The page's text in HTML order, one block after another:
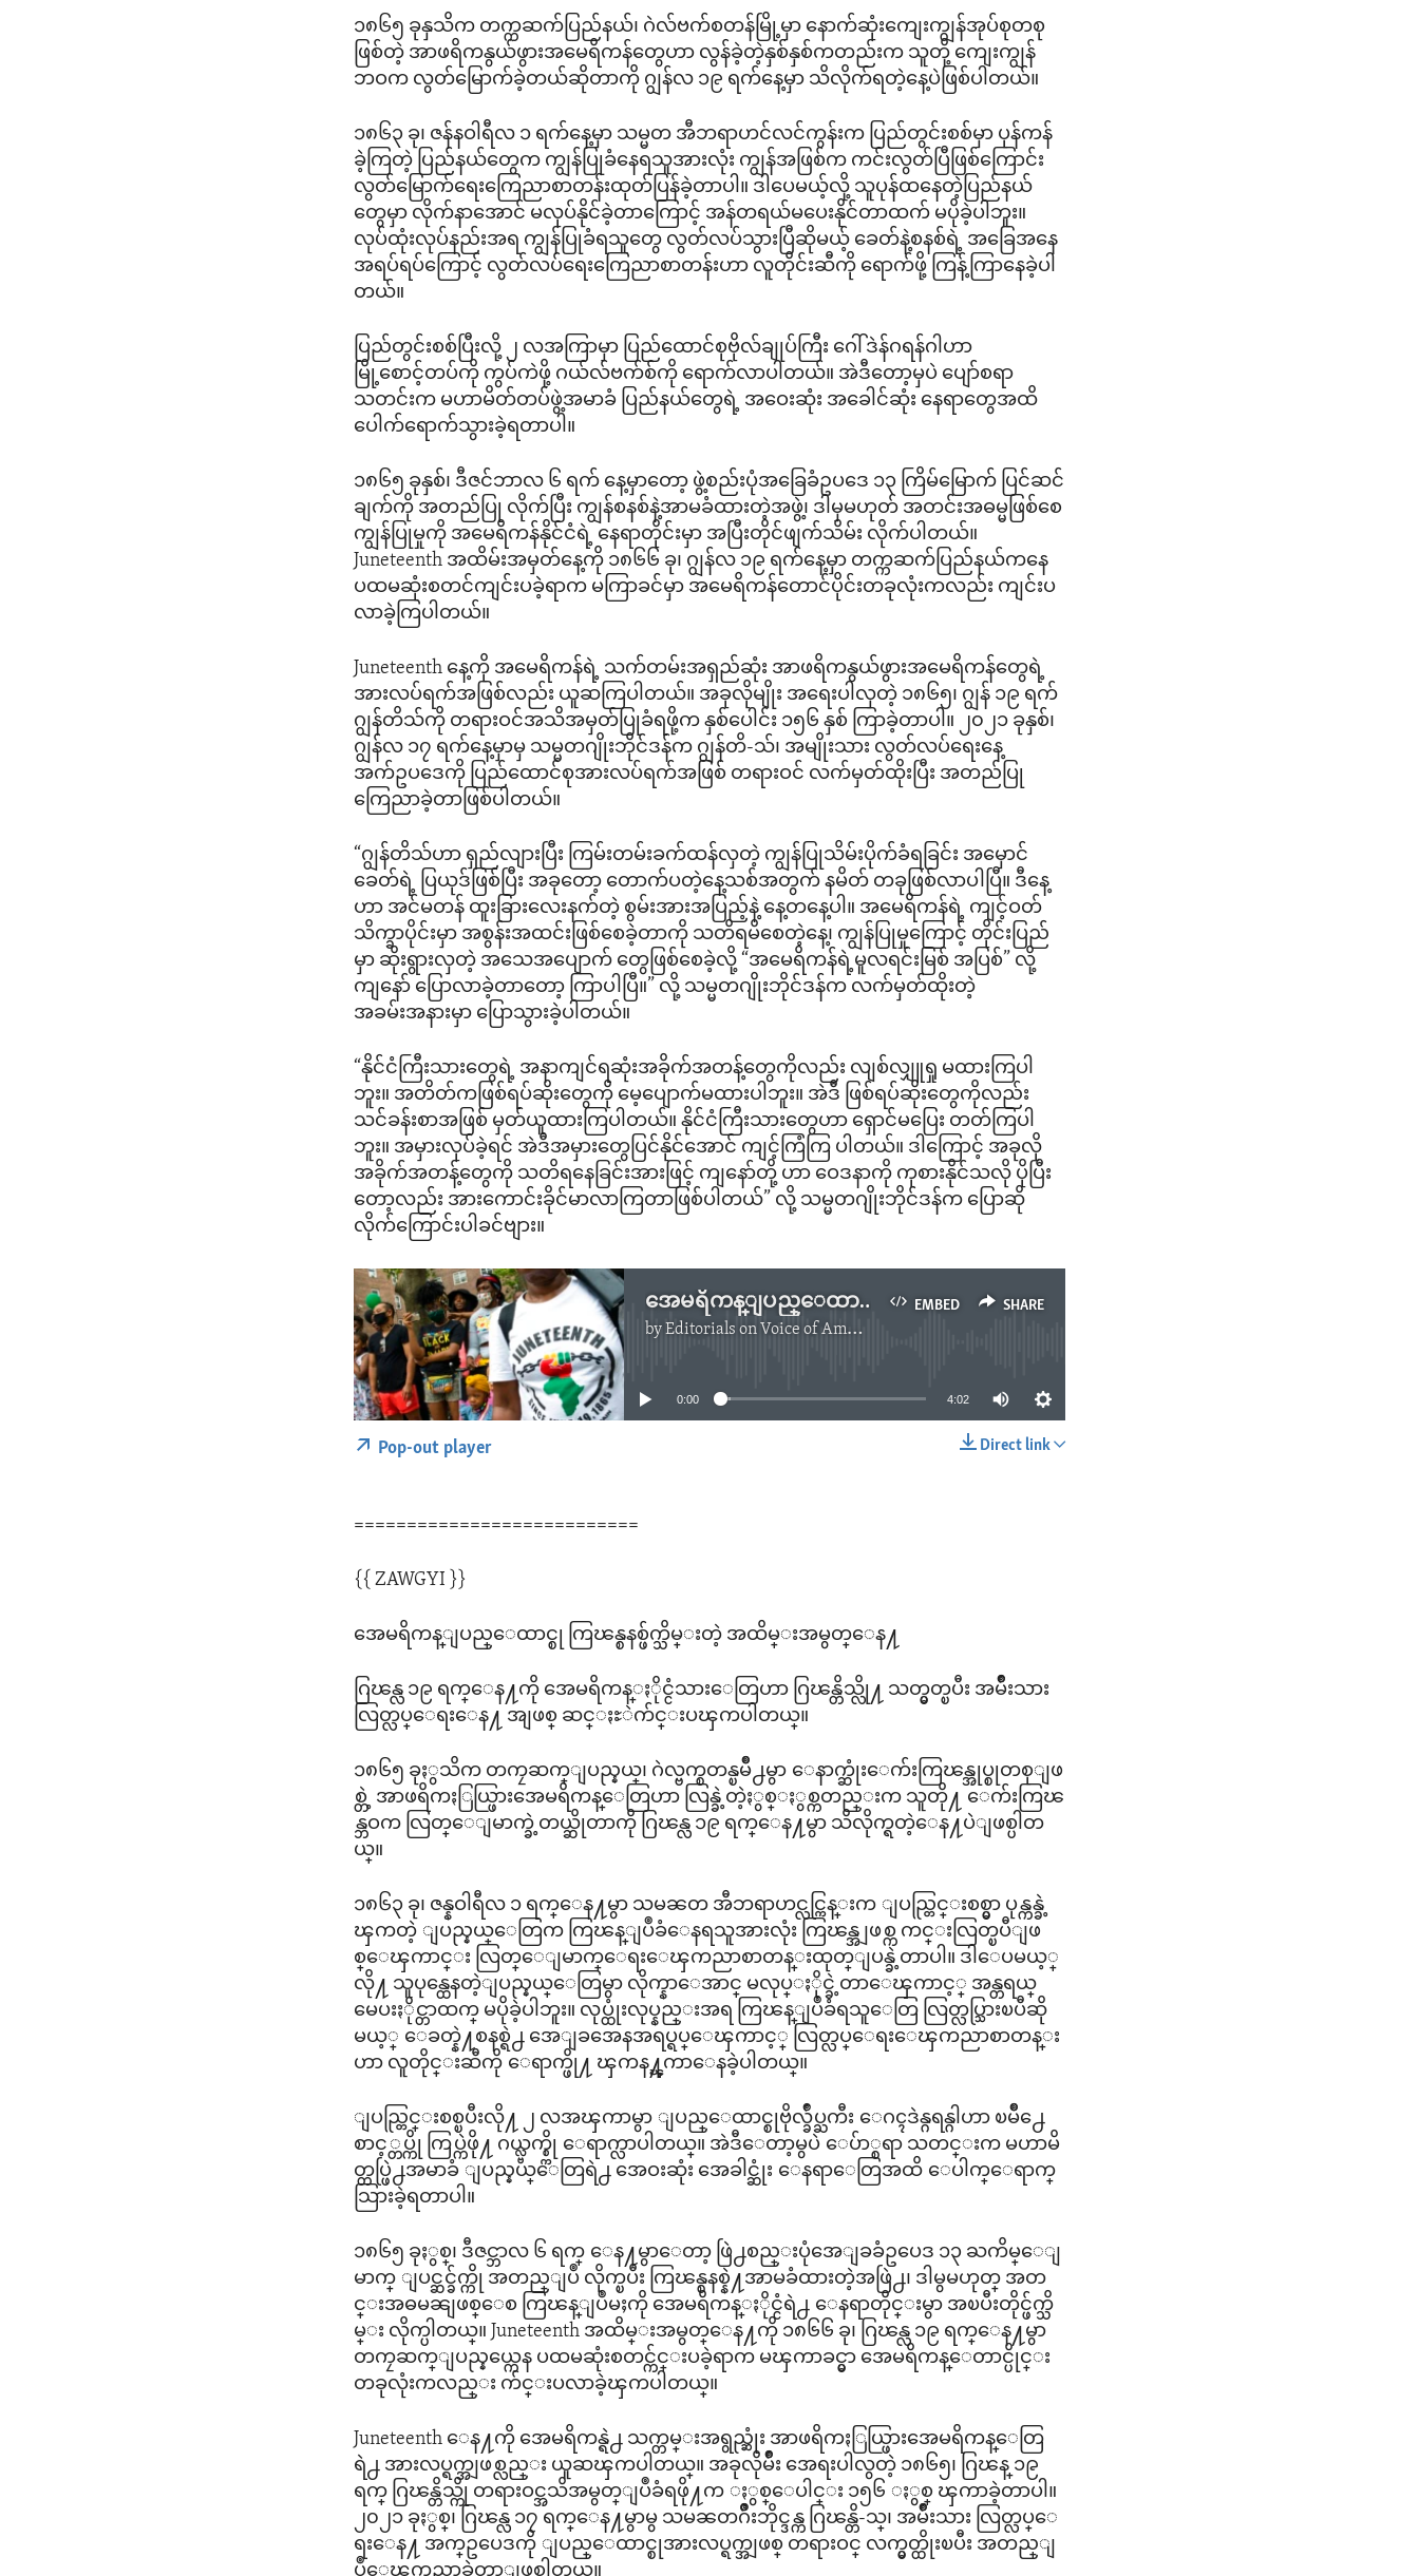
၁၈၆၅ ခုနှသိက တက္ကဆက်ပြည်နယ်၊ ဂဲလ်ဗက်စတန်မြို့မှာ နောက်ဆုံးကျေးကျွန်အုပ်စုတစု
ဖြစ်တဲ့ အာဖရိကနွယ်ဖွားအမေရိကန်တွေဟာ လွန်ခဲ့တဲ့နှစ်နှစ်ကတည်းက သူတို့ ကျေးကျွန်
ဘဝက လွတ်မြောက်ခဲ့တယ်ဆိုတာကို ဂျွန်လ ၁၉ ရက်နေ့မှာ သိလိုက်ရတဲ့နေ့ပဲဖြစ်ပါတယ်။
၁၈၆၃ ခု၊ ဇန်နဝါရီလ ၁ ရက်နေ့မှာ သမ္မတ အီဘရာဟင်လင်ကွန်းက ပြည်တွင်းစစ်မှာ ပုန်ကန်
ခဲ့ကြတဲ့ ပြည်နယ်တွေက ကျွန်ပြုခံနေရသူအားလုံး ကျွန်အဖြစ်က ကင်းလွတ်ပြီဖြစ်ကြောင်း
လွတ်မြောက်ရေးကြေညာစာတန်းထုတ်ပြန်ခဲ့တာပါ။ ဒါပေမယ့်လို့ သူပုန်ထနေတဲ့ပြည်နယ်
တွေမှာ လိုက်နာအောင် မလုပ်နိုင်ခဲ့တာကြောင့် အန်တရယ်မပေးနိုင်တာထက် မပိုခဲ့ပါဘူး။
လုပ်ထုံးလုပ်နည်းအရ ကျွန်ပြုခံရသူတွေ လွတ်လပ်သွားပြီဆိုမယ့် ခေတ်နဲ့စနစ်ရဲ့ အခြေအနေ
အရပ်ရပ်ကြောင့် လွတ်လပ်ရေးကြေညာစာတန်းဟာ လူတိုင်းဆီကို ရောက်ဖို့ ကြန့်ကြာနေခဲ့ပါ
တယ်။
ပြည်တွင်းစစ်ပြီးလို့ ၂ လအကြာမှာ ပြည်ထောင်စုဗိုလ်ချုပ်ကြီး ဂေါ်ဒဲန်ဂရန်ဂါဟာ
မြို့စောင့်တပ်ကို ကွပ်ကဲဖို့ ဂယ်လ်ဗက်စ်ကို ရောက်လာပါတယ်။ အဲဒီတော့မှပဲ ပျော်စရာ
သတင်းက မဟာမိတ်တပ်ဖွဲ့အမာခံ ပြည်နယ်တွေရဲ့ အဝေးဆုံး အခေါင်ဆုံး နေရာတွေအထိ
ပေါက်ရောက်သွားခဲ့ရတာပါ။
၁၈၆၅ ခုနှစ်၊ ဒီဇင်ဘာလ ၆ ရက် နေ့မှာတော့ ဖွဲ့စည်းပုံအခြေခံဥပဒေ ၁၃ ကြိမ်မြောက် ပြင်ဆင်
ချက်ကို အတည်ပြု လိုက်ပြီး ကျွန်စနစ်နဲ့အာမခံထားတဲ့အဖွဲ့၊ ဒါမှမဟုတ် အတင်းအဓမ္မဖြစ်စေ
ကျွန်ပြုမှုကို အမေရိကန်နိုင်ငံရဲ့ နေရာတိုင်းမှာ အပြီးတိုင်ဖျက်သိမ်း လိုက်ပါတယ်။
Juneteenth အထိမ်းအမှတ်နေ့ကို ၁၈၆၆ ခု၊ ဂျွန်လ ၁၉ ရက်နေ့မှာ တက္ကဆက်ပြည်နယ်ကနေ
ပထမဆုံးစတင်ကျင်းပခဲ့ရာက မကြာခင်မှာ အမေရိကန်တောင်ပိုင်းတခုလုံးကလည်း ကျင်းပ
လာခဲ့ကြပါတယ်။
Juneteenth နေ့ကို အမေရိကန်ရဲ့ သက်တမ်းအရှည်ဆုံး အာဖရိကနွယ်ဖွားအမေရိကန်တွေရဲ့
အားလပ်ရက်အဖြစ်လည်း ယူဆကြပါတယ်။ အခုလိုမျိုး အရေးပါလှတဲ့ ၁၈၆၅၊ ဂျွန် ၁၉ ရက်
ဂျွန်တိသ်ကို တရားဝင်အသိအမှတ်ပြုခံရဖို့က နှစ်ပေါင်း ၁၅၆ နှစ် ကြာခဲ့တာပါ။ ၂၀၂၁ ခုနှစ်၊
ဂျွန်လ ၁၇ ရက်နေ့မှာမှ သမ္မတဂျိုးဘိုင်ဒန်က ဂျွန်တိ-သ်၊ အမျိုးသား လွတ်လပ်ရေးနေ့
အက်ဥပဒေကို ပြည်ထောင်စုအားလပ်ရက်အဖြစ် တရားဝင် လက်မှတ်ထိုးပြီး အတည်ပြု
ကြေညာခဲ့တာဖြစ်ပါတယ်။
“ဂျွန်တိသ်ဟာ ရှည်လျားပြီး ကြမ်းတမ်းခက်ထန်လှတဲ့ ကျွန်ပြုသိမ်းပိုက်ခံရခြင်း အမှောင်
ခေတ်ရဲ့ ပြယုဒ်ဖြစ်ပြီး အခုတော့ တောက်ပတဲ့နေ့သစ်အတွက် နမိတ် တခုဖြစ်လာပါပြီ။ ဒီနေ့
ဟာ အင်မတန် ထူးခြားလေးနက်တဲ့ စွမ်းအားအပြည့်နဲ့ နေ့တနေ့ပါ။ အမေရိကန်ရဲ့ ကျင့်ဝတ်
သိက္ခာပိုင်းမှာ အစွန်းအထင်းဖြစ်စေခဲ့တာကို သတိရမိစေတဲ့နေ့၊ ကျွန်ပြုမှုကြောင့် တိုင်းပြည်
မှာ ဆိုးရွားလှတဲ့ အသေအပျောက် တွေဖြစ်စေခဲ့လို့ “အမေရိကန်ရဲ့မူလရင်းမြစ် အပြစ်” လို့
ကျနော် ပြောလာခဲ့တာတော့ ကြာပါပြီ။” လို့ သမ္မတဂျိုးဘိုင်ဒန်က လက်မှတ်ထိုးတဲ့
အခမ်းအနားမှာ ပြောသွားခဲ့ပါတယ်။
“နိုင်ငံကြီးသားတွေရဲ့ အနာကျင်ရဆုံးအခိုက်အတန့်တွေကိုလည်း လျစ်လျှူရှု မထားကြပါ
ဘူး။ အတိတ်ကဖြစ်ရပ်ဆိုးတွေကို မေ့ပျောက်မထားပါဘူး။ အဲဒီ ဖြစ်ရပ်ဆိုးတွေကိုလည်း
သင်ခန်းစာအဖြစ် မှတ်ယူထားကြပါတယ်။ နိုင်ငံကြီးသားတွေဟာ ရှောင်မပြေး တတ်ကြပါ
ဘူး။ အမှားလုပ်ခဲ့ရင် အဲဒီအမှားတွေပြင်နိုင်အောင် ကျင့်ကြံကြ ပါတယ်။ ဒါကြောင့် အခုလို
အခိုက်အတန့်တွေကို သတိရနေခြင်းအားဖြင့် ကျနော်တို့ ဟာ ဝေဒနာကို ကုစားနိုင်သလို ပိုပြီး
တော့လည်း အားကောင်းခိုင်မာလာကြတာဖြစ်ပါတယ်” လို့ သမ္မတဂျိုးဘိုင်ဒန်က ပြောဆို
လိုက်ကြောင်းပါခင်ဗျား။
EMBED SHARE
အေမရိကန္ျပည္ေထာင္စု ကြၽန္စနစ္ဖ်က္သိမ္းတဲ့ အထိမ္းအမွတ္ေန႔
byEditorials on Voice of America
No media source currently available
0:00 4:02
Direct link
Pop-out player
===========================
{{ ZAWGYI }}
အေမရိကန္ျပည္ေထာင္စု ကြၽန္စနစ္ဖ်က္သိမ္းတဲ့ အထိမ္းအမွတ္ေန႔
ဂြၽန္လ ၁၉ ရက္ေန႔ကို အေမရိကန္ႏိုင္ငံသားေတြဟာ ဂြၽန္တိသ္လို႔ သတ္မွတ္ၿပီး အမ်ိဳးသား
လြတ္လပ္ေရးေန႔ အျဖစ္ ဆင္ႏႊဲက်င္းပၾကပါတယ္။
၁၈၆၅ ခုႏွသိက တကၠဆက္ျပည္နယ္၊ ဂဲလ္ဗက္စတန္ၿမိဳ႕မွာ ေနာက္ဆုံးေက်းကြၽန္အုပ္စုတစုျဖ
စ္တဲ့ အာဖရိကႏြယ္ဖြားအေမရိကန္ေတြဟာ လြန္ခဲ့တဲ့ႏွစ္ႏွစ္ကတည္းက သူတို႔ ေက်းကြၽ
န္ဘဝက လြတ္ေျမာက္ခဲ့တယ္ဆိုတာကို ဂြၽန္လ ၁၉ ရက္ေန႔မွာ သိလိုက္ရတဲ့ေန႔ပဲျဖစ္ပါတ
ယ္။
၁၈၆၃ ခု၊ ဇန္နဝါရီလ ၁ ရက္ေန႔မွာ သမၼတ အီဘရာဟင္လင္ကြန္းက ျပည္တြင္းစစ္မွာ ပုန္ကန္ခဲ့
ၾကတဲ့ ျပည္နယ္ေတြက ကြၽန္ျပဳခံေနရသူအားလုံး ကြၽန္အျဖစ္က ကင္းလြတ္ၿပီျဖ
စ္ေၾကာင္း လြတ္ေျမာက္ေရးေၾကညာစာတန္းထုတ္ျပန္ခဲ့တာပါ။ ဒါေပမယ့္
လို႔ သူပုန္ထေနတဲ့ျပည္နယ္ေတြမွာ လိုက္နာေအာင္ မလုပ္ႏိုင္ခဲ့တာေၾကာင့္ အန္တရယ္
မေပးႏိုင္တာထက္ မပိုခဲ့ပါဘူး။ လုပ္ထုံးလုပ္နည္းအရ ကြၽန္ျပဳခံရသူေတြ လြတ္လပ္သြားၿပီဆို
မယ့္ ေခတ္နဲ႔စနစ္ရဲ႕ အေျခအေနအရပ္ရပ္ေၾကာင့္ လြတ္လပ္ေရးေၾကညာစာတန္း
ဟာ လူတိုင္းဆီကို ေရာက္ဖို႔ ၾကန႔္ၾကာေနခဲ့ပါတယ္။
ျပည္တြင္းစစ္ၿပီးလို႔ ၂ လအၾကာမွာ ျပည္ေထာင္စုဗိုလ္ခ်ဳပ္ႀကီး ေဂၚဒဲန္ဂရန္ဂါဟာ ၿမိဳ႕ေ
စာင့္တပ္ကို ကြပ္ကဲဖို႔ ဂယ္လ္ဗက္စ္ကို ေရာက္လာပါတယ္။ အဲဒီေတာ့မွပဲ ေပ်ာ္စရာ သတင္းက မဟာမိ
တ္တပ္ဖြဲ႕အမာခံ ျပည္နယ္ေတြရဲ႕ အေဝးဆုံး အေခါင္ဆုံး ေနရာေတြအထိ ေပါက္ေရာက္
သြားခဲ့ရတာပါ။
၁၈၆၅ ခုႏွစ္၊ ဒီဇင္ဘာလ ၆ ရက္ ေန႔မွာေတာ့ ဖြဲ႕စည္းပုံအေျခခံဥပေဒ ၁၃ ႀကိမ္ေျ
မာက္ ျပင္ဆင္ခ်က္ကို အတည္ျပဳ လိုက္ၿပီး ကြၽန္စနစ္နဲ႔အာမခံထားတဲ့အဖြဲ႕၊ ဒါမွမဟုတ္ အတ
င္းအဓမၼျဖစ္ေစ ကြၽန္ျပဳမႈကို အေမရိကန္ႏိုင္ငံရဲ႕ ေနရာတိုင္းမွာ အၿပီးတိုင္ဖ်က္သိ
မ္း လိုက္ပါတယ္။ Juneteenth အထိမ္းအမွတ္ေန႔ကို ၁၈၆၆ ခု၊ ဂြၽန္လ ၁၉ ရက္ေန႔မွာ
တကၠဆက္ျပည္နယ္ကေန ပထမဆုံးစတင္က်င္းပခဲ့ရာက မၾကာခင္မွာ အေမရိကန္ေတာင္ပိုင္း
တခုလုံးကလည္း က်င္းပလာခဲ့ၾကပါတယ္။
Juneteenth ေန႔ကို အေမရိကန္ရဲ႕ သက္တမ္းအရွည္ဆုံး အာဖရိကႏြယ္ဖြားအေမရိကန္ေတြ
ရဲ႕ အားလပ္ရက္အျဖစ္လည္း ယူဆၾကပါတယ္။ အခုလိုမ်ိဳး အေရးပါလွတဲ့ ၁၈၆၅၊ ဂြၽန္ ၁၉
ရက္ ဂြၽန္တိသ္ကို တရားဝင္အသိအမွတ္ျပဳခံရဖို႔က ႏွစ္ေပါင္း ၁၅၆ ႏွစ္ ၾကာခဲ့တာပါ။
၂၀၂၁ ခုႏွစ္၊ ဂြၽန္လ ၁၇ ရက္ေန႔မွာမွ သမၼတဂ်ိဳးဘိုင္ဒန္က ဂြၽန္တိ-သ္၊ အမ်ိဳးသား လြတ္လပ္ေ
ရးေန႔ အက္ဥပေဒကို ျပည္ေထာင္စုအားလပ္ရက္အျဖစ္ တရားဝင္ လက္မွတ္ထိုးၿပီး အတည္ျ
ပဳေၾကညာခဲ့တာျဖစ္ပါတယ္။